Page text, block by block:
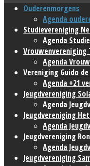
Ouderenmorgens
Agenda
Studievereniging
Agenda
Vrouwenvereniging
Agenda
Vereniging Guido
Agenda +21
Jeugdvereniging
Agenda
Jeugdvereniging
Agenda
Jeugdvereniging
Agenda
Jeugdvereniging